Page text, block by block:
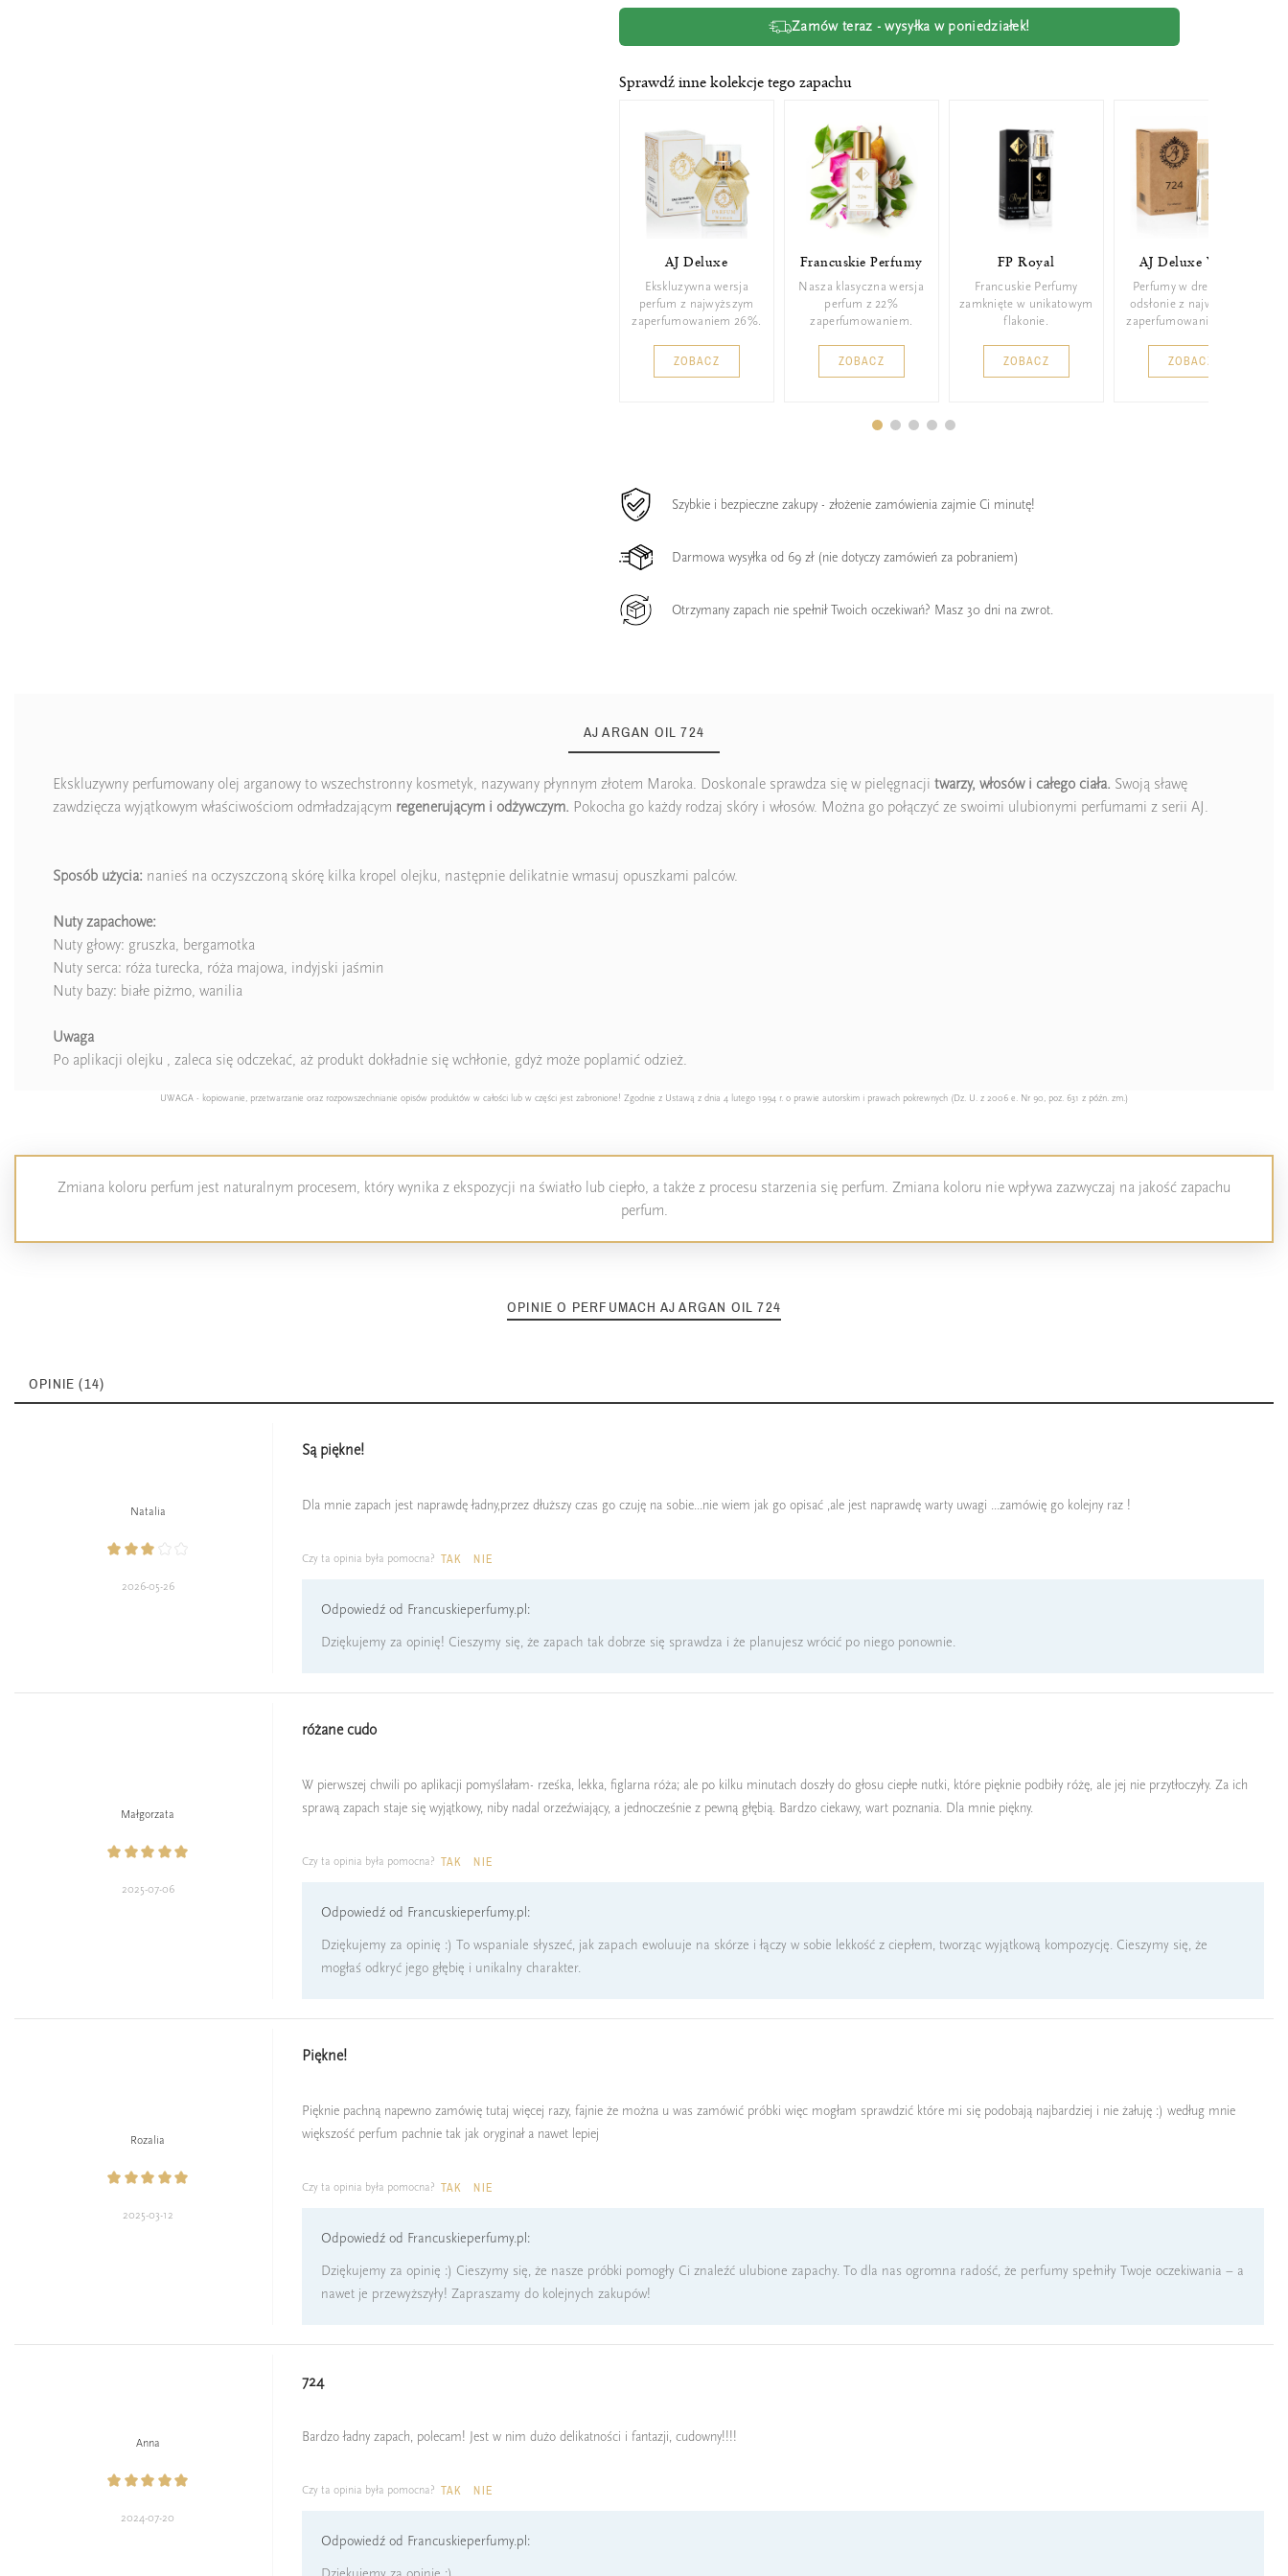
Zamów teraz - wysyłka w poniedziałek!
Sprawdź inne kolekcje tego zapachu
AJ Deluxe
Ekskluzywna wersja
perfum z najwyższym
zaperfumowaniem 26%.
ZOBACZ
Francuskie Perfumy
Nasza klasyczna wersja
perfum z 22%
zaperfumowaniem.
ZOBACZ
FP Royal
Francuskie Perfumy
zamknięte w unikatowym
flakonie.
ZOBACZ
AJ Deluxe Wood
Perfumy w drewnianej
odsłonie z najwyższym
zaperfumowaniem 26%.
ZOBACZ
Szybkie i bezpieczne zakupy - złożenie zamówienia zajmie Ci minutę!
Darmowa wysyłka od 69 zł (nie dotyczy zamówień za pobraniem)
Otrzymany zapach nie spełnił Twoich oczekiwań? Masz 30 dni na zwrot.
AJ ARGAN OIL 724
Ekskluzywny perfumowany olej arganowy to wszechstronny kosmetyk, nazywany płynnym złotem Maroka. Doskonale sprawdza się w pielęgnacji twarzy, włosów i całego ciała. Swoją sławę
zawdzięcza wyjątkowym właściwościom odmładzającym regenerującym i odżywczym. Pokocha go każdy rodzaj skóry i włosów. Można go połączyć ze swoimi ulubionymi perfumami z serii AJ.
Sposób użycia: nanieś na oczyszczoną skórę kilka kropel olejku, następnie delikatnie wmasuj opuszkami palców.
Nuty zapachowe:
Nuty głowy: gruszka, bergamotka
Nuty serca: róża turecka, róża majowa, indyjski jaśmin
Nuty bazy: białe piżmo, wanilia
Uwaga
Po aplikacji olejku , zaleca się odczekać, aż produkt dokładnie się wchłonie, gdyż może poplamić odzież.
UWAGA - kopiowanie, przetwarzanie oraz rozpowszechnianie opisów produktów w całości lub w części jest zabronione! Zgodnie z Ustawą z dnia 4 lutego 1994 r. o prawie autorskim i prawach pokrewnych (Dz. U. z 2006 e. Nr 90, poz. 631 z późn. zm.)
Zmiana koloru perfum jest naturalnym procesem, który wynika z ekspozycji na światło lub ciepło, a także z procesu starzenia się perfum. Zmiana koloru nie wpływa zazwyczaj na jakość zapachu
perfum.
OPINIE O PERFUMACH AJ ARGAN OIL 724
OPINIE (14)
Natalia
2026-05-26
Są piękne!
Dla mnie zapach jest naprawdę ładny,przez dłuższy czas go czuję na sobie...nie wiem jak go opisać ,ale jest naprawdę warty uwagi ...zamówię go kolejny raz !
Czy ta opinia była pomocna? TAK NIE
Odpowiedź od Francuskieperfumy.pl:
Dziękujemy za opinię! Cieszymy się, że zapach tak dobrze się sprawdza i że planujesz wrócić po niego ponownie.
Małgorzata
2025-07-06
różane cudo
W pierwszej chwili po aplikacji pomyślałam- rześka, lekka, figlarna róża; ale po kilku minutach doszły do głosu ciepłe nutki, które pięknie podbiły różę, ale jej nie przytłoczyły. Za ich
sprawą zapach staje się wyjątkowy, niby nadal orzeźwiający, a jednocześnie z pewną głębią. Bardzo ciekawy, wart poznania. Dla mnie piękny.
Czy ta opinia była pomocna? TAK NIE
Odpowiedź od Francuskieperfumy.pl:
Dziękujemy za opinię :) To wspaniale słyszeć, jak zapach ewoluuje na skórze i łączy w sobie lekkość z ciepłem, tworząc wyjątkową kompozycję. Cieszymy się, że
mogłaś odkryć jego głębię i unikalny charakter.
Rozalia
2025-03-12
Piękne!
Pięknie pachną napewno zamówię tutaj więcej razy, fajnie że można u was zamówić próbki więc mogłam sprawdzić które mi się podobają najbardziej i nie żałuję :) według mnie
większość perfum pachnie tak jak oryginał a nawet lepiej
Czy ta opinia była pomocna? TAK NIE
Odpowiedź od Francuskieperfumy.pl:
Dziękujemy za opinię :) Cieszymy się, że nasze próbki pomogły Ci znaleźć ulubione zapachy. To dla nas ogromna radość, że perfumy spełniły Twoje oczekiwania – a
nawet je przewyższyły! Zapraszamy do kolejnych zakupów!
Anna
2024-07-20
724
Bardzo ładny zapach, polecam! Jest w nim dużo delikatności i fantazji, cudowny!!!!
Czy ta opinia była pomocna? TAK NIE
Odpowiedź od Francuskieperfumy.pl: